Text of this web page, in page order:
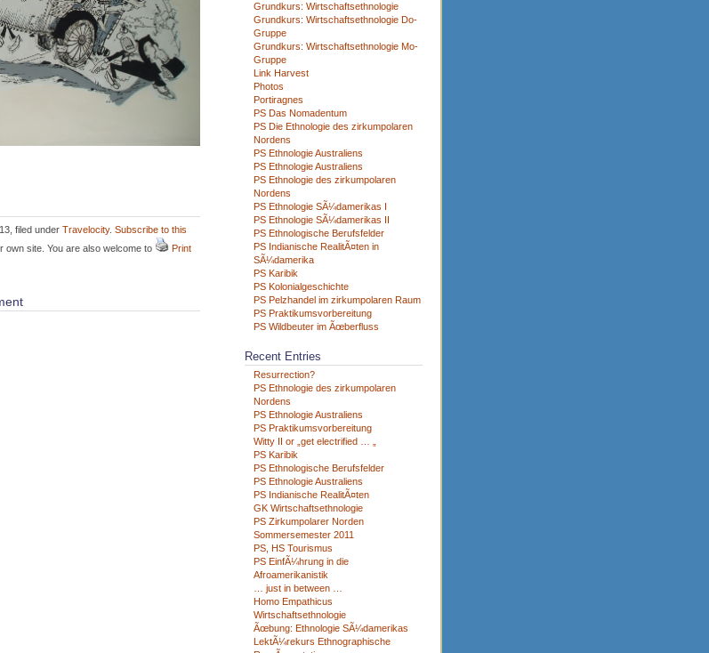
Grundkurs: Wirtschaftsethnologie
Grundkurs: Wirtschaftsethnologie Do-
Gruppe
Grundkurs: Wirtschaftsethnologie Mo-
Gruppe
Link Harvest
Photos
Portiragnes
PS Das Nomadentum
PS Die Ethnologie des zirkumpolaren
Nordens
PS Ethnologie Australiens
PS Ethnologie Australiens
PS Ethnologie des zirkumpolaren
Nordens
PS Ethnologie SÃ¼damerikas I
PS Ethnologie SÃ¼damerikas II
PS Ethnologische Berufsfelder
PS Indianische RealitÃ¤ten in
SÃ¼damerika
PS Karibik
PS Kolonialgeschichte
PS Pelzhandel im zirkumpolaren Raum
PS Praktikumsvorbereitung
PS Wildbeuter im Ãœberfluss
Recent Entries
Resurrection?
PS Ethnologie des zirkumpolaren
Nordens
PS Ethnologie Australiens
PS Praktikumsvorbereitung
Witty II or „get electrified … „
PS Karibik
PS Ethnologische Berufsfelder
PS Ethnologie Australiens
PS Indianische RealitÃ¤ten
GK Wirtschaftsethnologie
PS Zirkumpolarer Norden
Sommersemester 2011
PS, HS Tourismus
PS EinfÃ¼hrung in die
Afroamerikanistik
… just in between …
Homo Empathicus
Wirtschaftsethnologie
Ãœbung: Ethnologie SÃ¼damerikas
LektÃ¼rekurs Ethnographische
filed under Travelocity. Subscribe to this
own site. You are also welcome to
Print